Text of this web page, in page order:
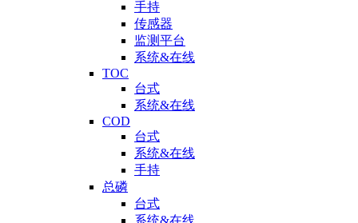
手持
传感器
监测平台
系统&在线
TOC
台式
系统&在线
COD
台式
系统&在线
手持
总磷
台式
系统&在线